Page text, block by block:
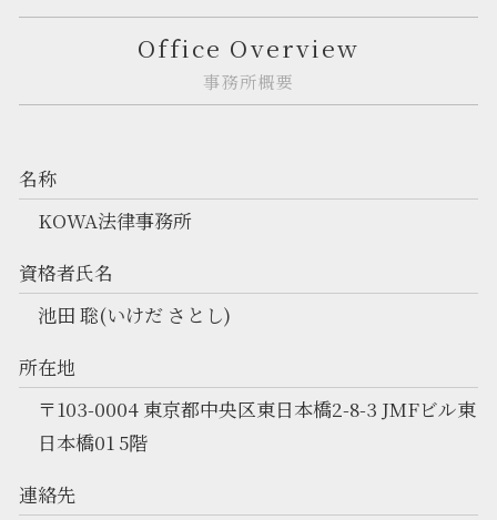
Office Overview
事務所概要
名称
KOWA法律事務所
資格者氏名
池田 聡(いけだ さとし)
所在地
〒103-0004 東京都中央区東日本橋2-8-3 JMFビル東
日本橋01 5階
連絡先